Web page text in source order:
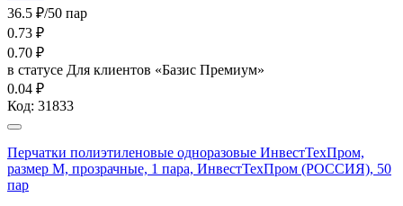
36.5 ₽/50 пар
0.73 ₽
0.70 ₽
в статусе Для клиентов «Базис Премиум»
0.04 ₽
Код: 31833
Перчатки полиэтиленовые одноразовые ИнвестТехПром,
размер M, прозрачные, 1 пара, ИнвестТехПром (РОССИЯ), 50
пар